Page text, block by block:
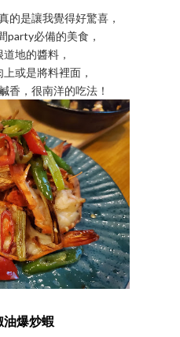
的是讓我覺得好驚喜，
party必備的美食，
地的醬料，
或是將料裡面，
香，很南洋的吃法！
油爆炒蝦